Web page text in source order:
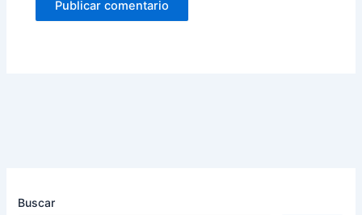
Buscar